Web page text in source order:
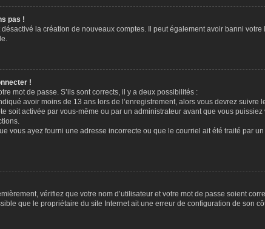
pas !
désactivé la création de nouveaux comptes. Il peut également avoir banni
!
mot de passe. S’ils sont corrects, il y a deux possibilités :
avoir moins de 13 ans lors de l’enregistrement, alors vous devrez
soit activée par vous-même ou par un administrateur avant que vous
vous ayez fourni une adresse incorrecte ou que le courriel ait été traité par
vérifiez que votre nom d’utilisateur et votre mot de passe soient
que le propriétaire du site Internet ait une erreur de configuration de son